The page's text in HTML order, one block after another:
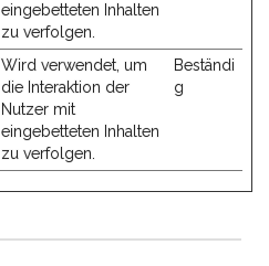
eingebetteten Inhalten
zu verfolgen.
Wird verwendet, um
die Interaktion der
Nutzer mit
eingebetteten Inhalten
zu verfolgen.
Beständi
g